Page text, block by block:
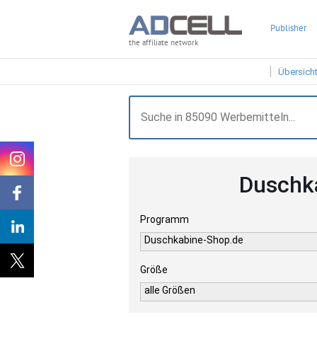
the affiliate network
Publisher
Übersicht
Programm
Duschkabine-Shop.de
Größe
alle Größen